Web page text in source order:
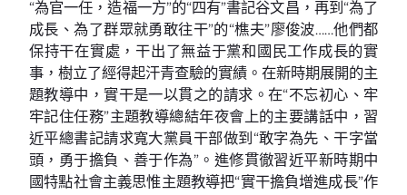
“為官一任，造福一方”的“四有”書記谷文昌，再到“為了
成長、為了群眾就勇敢往干”的“樵夫”廖俊波……他們都
保持干在實處，干出了無益于黨和國民工作成長的實
事，樹立了經得起汗青查驗的實績。在新時期展開的主
題教導中，實干是一以貫之的請求。在“不忘初心、牢
牢記住任務”主題教導總結年夜會上的主要講話中，習
近平總書記請求寬大黨員干部做到“敢字為先、干字當
頭，勇于擔負、善于作為”。進修貫徹習近平新時期中
國特點社會主義思惟主題教導把“實干擔負增進成長”作